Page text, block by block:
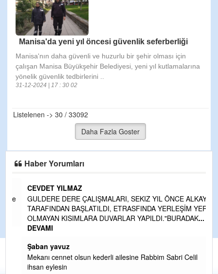
Manisa'da yeni yıl öncesi güvenlik seferberliği
Manisa'nın daha güvenli ve huzurlu bir şehir olması için
çalışan Manisa Büyükşehir Belediyesi, yeni yıl kutlamalarına
yönelik güvenlik tedbirlerini ..
31-12-2024 | 17 : 30 02
Listelenen -> 30 / 33092
Daha Fazla Goster
Haber Yorumları
CEVDET YILMAZ
GULDERE DERE ÇALIŞMALARI, SEKIZ YIL ÖNCE ALKAYA
TARAFINDAN BAŞLATILDI, ETRASFINDA YERLEŞİM YERI
OLMAYAN KISIMLARA DUVARLAR YAPILDI."BURADAK...
DEVAMI
Şaban yavuz
Mekanı cennet olsun kederli ailesine Rabbim Sabri Celil
ihsan eylesin